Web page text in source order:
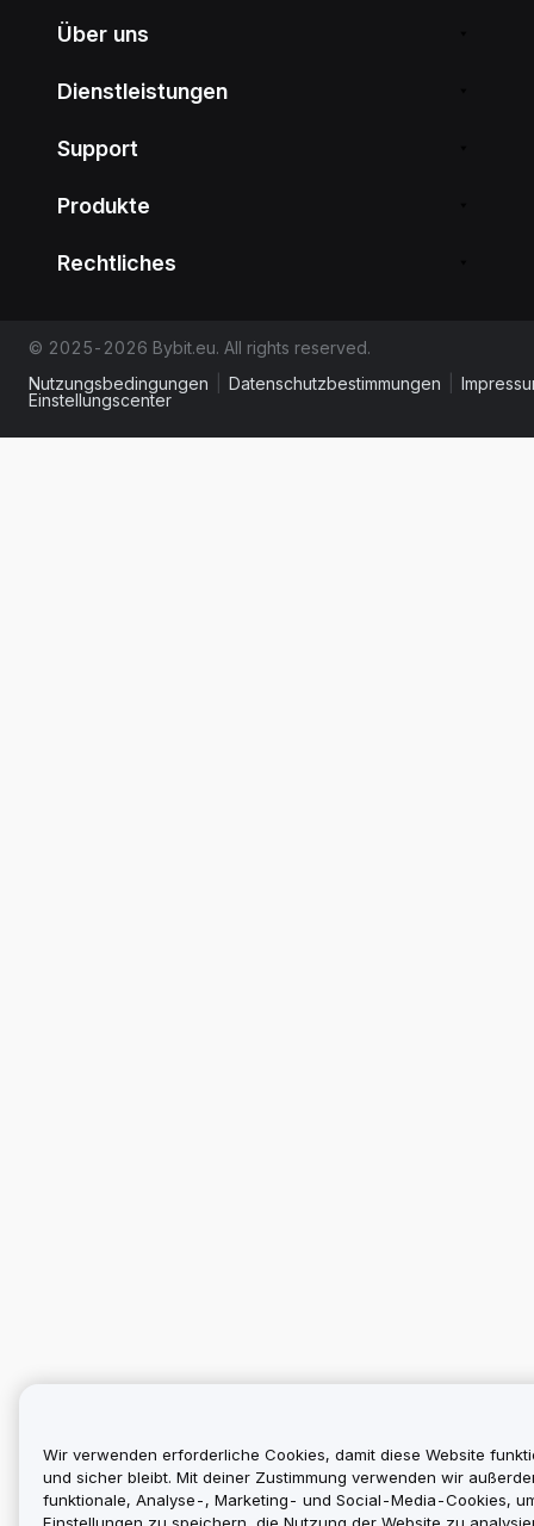
Über uns
Dienstleistungen
Support
Produkte
Rechtliches
© 2025-2026 Bybit.eu. All rights reserved.
Nutzungsbedingungen
Datenschutzbestimmungen
Einstellungscenter
Wir verwenden erforderliche Cookies, damit diese Website
und sicher bleibt. Mit deiner Zustimmung verwenden wir
funktionale, Analyse-, Marketing- und Social-Media-Cookies,